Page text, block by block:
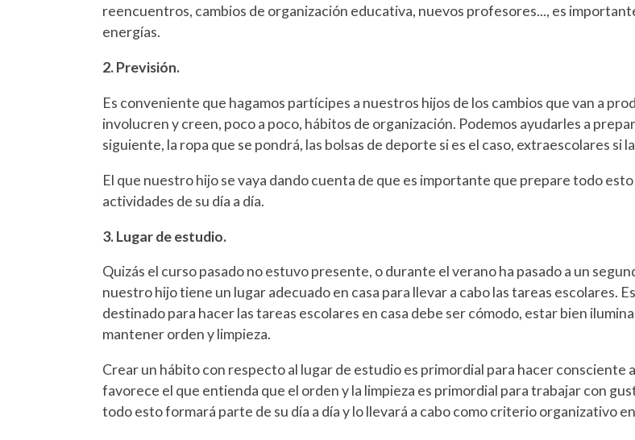
reencuentros, cambios de organización educativa, nuevos profesores..., es
energías.
2. Previsión.
Es conveniente que hagamos partícipes a nuestros hijos de los cambios que van a
involucren y creen, poco a poco, hábitos de organización. Podemos ayudarles a
siguiente, la ropa que se pondrá, las bolsas de deporte si es el caso, extraescolares si
El que nuestro hijo se vaya dando cuenta de que es importante que prepare todo
actividades de su día a día.
3. Lugar de estudio.
Quizás el curso pasado no estuvo presente, o durante el verano ha pasado a un
nuestro hijo tiene un lugar adecuado en casa para llevar a cabo las tareas escolares.
destinado para hacer las tareas escolares en casa debe ser cómodo, estar bien
mantener orden y limpieza.
Crear un hábito con respecto al lugar de estudio es primordial para hacer consciente
favorece el que entienda que el orden y la limpieza es primordial para trabajar con
todo esto formará parte de su día a día y lo llevará a cabo como criterio organizativo